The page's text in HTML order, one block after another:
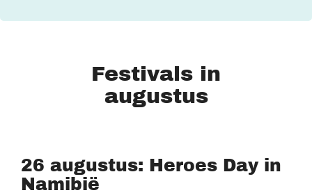
Festivals in
augustus
26 augustus: Heroes Day in
Namibië